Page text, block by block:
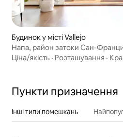
Будинок у місті Vallejo
Напа, район затоки Сан-
Ціна/якість · Розташування ·
Пункти призначення
Інші типи помешкань